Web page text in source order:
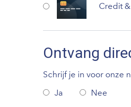
Credit
Ontvang
Schrijf je in voor onze
Ja
Nee